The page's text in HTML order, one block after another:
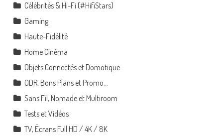
Célébrités & Hi-Fi (#HifiStars)
Gaming
Haute-Fidélité
Home Cinéma
Objets Connectés et Domotique
ODR, Bons Plans et Promo…
Sans Fil, Nomade et Multiroom
Tests et Vidéos
TV, Écrans Full HD / 4K / 8K